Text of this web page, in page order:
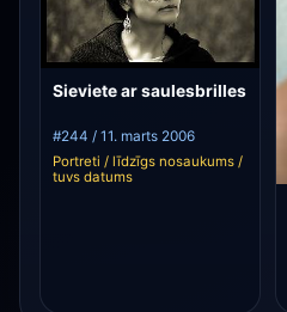
Sieviete ar saulesbrilles
#244 / 11. marts 2006
Portreti / līdzīgs nosaukums /
tuvs datums